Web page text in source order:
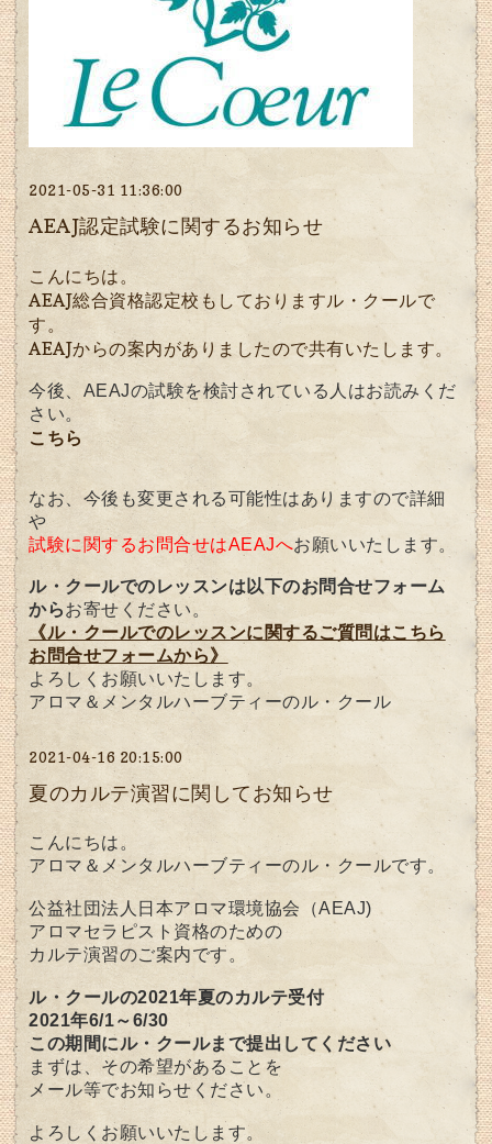
2021-05-31 11:36:00
AEAJ認定試験に関するお知らせ
こんにちは。
AEAJ総合資格認定校もしておりますル・クールで
す。
AEAJからの案内がありましたので共有いたします。
今後、AEAJの試験を検討されている人はお読みくだ
さい。
こちら
なお、今後も変更される可能性はありますので詳細
や
試験に関するお問合せはAEAJへお願いいたします。
ル・クールでのレッスンは以下のお問合せフォーム
からお寄せください。
《ル・クールでのレッスンに関するご質問はこちら
お問合せフォームから》
よろしくお願いいたします。
アロマ＆メンタルハーブティーのル・クール
2021-04-16 20:15:00
夏のカルテ演習に関してお知らせ
こんにちは。
アロマ＆メンタルハーブティーのル・クールです。
公益社団法人日本アロマ環境協会（AEAJ)
アロマセラピスト資格のための
カルテ演習のご案内です。
ル・クールの2021年夏のカルテ受付
2021年6/1～6/30
この期間にル・クールまで提出してください
まずは、その希望があることを
メール等でお知らせください。
よろしくお願いいたします。